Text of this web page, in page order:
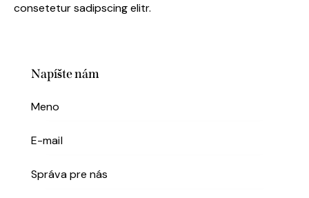
consetetur sadipscing elitr.
Napíšte nám